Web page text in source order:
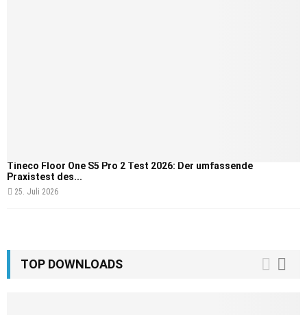
Tineco Floor One S5 Pro 2 Test 2026: Der umfassende
Praxistest des...
25. Juli 2026
TOP DOWNLOADS